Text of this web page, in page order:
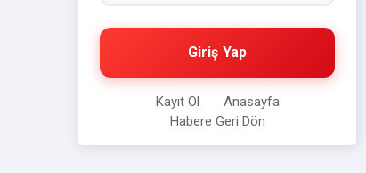
Giriş Yap
Kayıt Ol
Anasayfa
Habere Geri Dön